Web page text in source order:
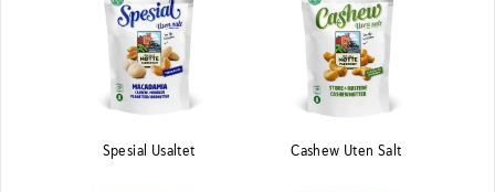
Spesial Usaltet Cashew Uten Salt